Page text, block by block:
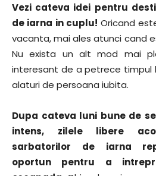
Vezi cateva idei pentru
de iarna in cuplu! Oricand
vacanta, mai ales atunci cand
Nu exista un alt mod mai
interesant de a petrece timpul
alaturi de persoana iubita.
Dupa cateva luni bune de
intens, zilele libere
sarbatorilor de iarna
oportun pentru a